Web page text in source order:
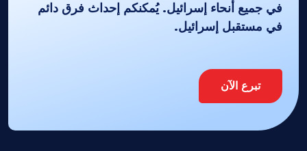
في جميع أنحاء إسرائيل. يُمكنكم إحداث فرق دائم
في مستقبل إسرائيل.
تبرع الآن